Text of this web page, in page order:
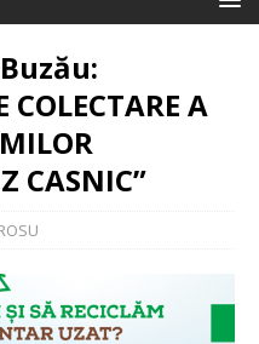
COLECTARE A
CASNIC”